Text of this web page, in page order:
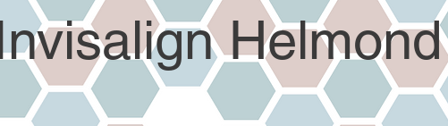
Helmond